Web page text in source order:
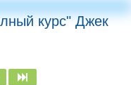
курс" Джек
След.